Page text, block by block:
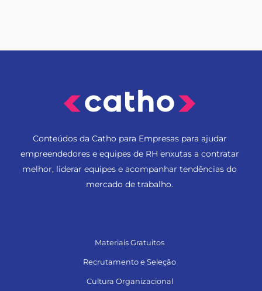
Conteúdos da Catho para Empresas para ajudar
empreendedores e equipes de RH enxutas a contratar
melhor, liderar equipes e acompanhar tendências do
mercado de trabalho.
Materiais Gratuitos
Recrutamento e Seleção
Cultura Organizacional